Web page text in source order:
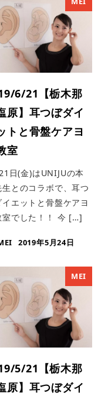
6/21【栃木那
原】耳つぼダイ
トと骨盤ケアヨ
室
日(金)はUNIJUの本
生とのコラボで、耳つ
エットと骨盤ケアヨ
室でした！！ 今 […]
2019年5月24日
MEI
5/21【栃木那
原】耳つぼダイ